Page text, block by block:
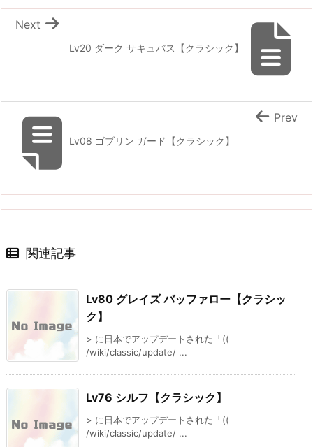
Lv20 ダーク サキュバス【クラシック】
Next
Lv08 ゴブリン ガード【クラシック】
Prev
関連記事
Lv80 グレイズ バッファロー【クラシッ
ク】
> に日本でアップデートされた「((
/wiki/classic/update/ ...
Lv76 シルフ【クラシック】
> に日本でアップデートされた「((
/wiki/classic/update/ ...